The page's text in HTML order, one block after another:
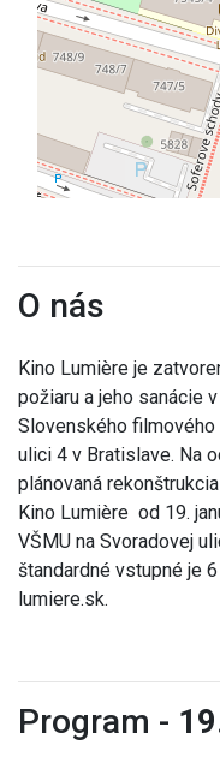
O nás
Kino Lumière je
požiaru a jeho sanácie
Slovenského
ulici 4 v Bratislave. Na
plánovaná
Kino Lumière od 19.
VŠMU na Svoradovej
štandardné vstupné je
lumiere.sk.
Program -